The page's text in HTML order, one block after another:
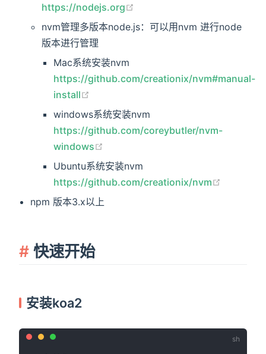
https://nodejs.org
nvm管理多版本node.js：可以用nvm 进行node
版本进行管理
Mac系统安装nvm
https://github.com/creationix/nvm#manual-
install
windows系统安装nvm
https://github.com/coreybutler/nvm-
windows
Ubuntu系统安装nvm
https://github.com/creationix/nvm
npm 版本3.x以上
快速开始
安装koa2